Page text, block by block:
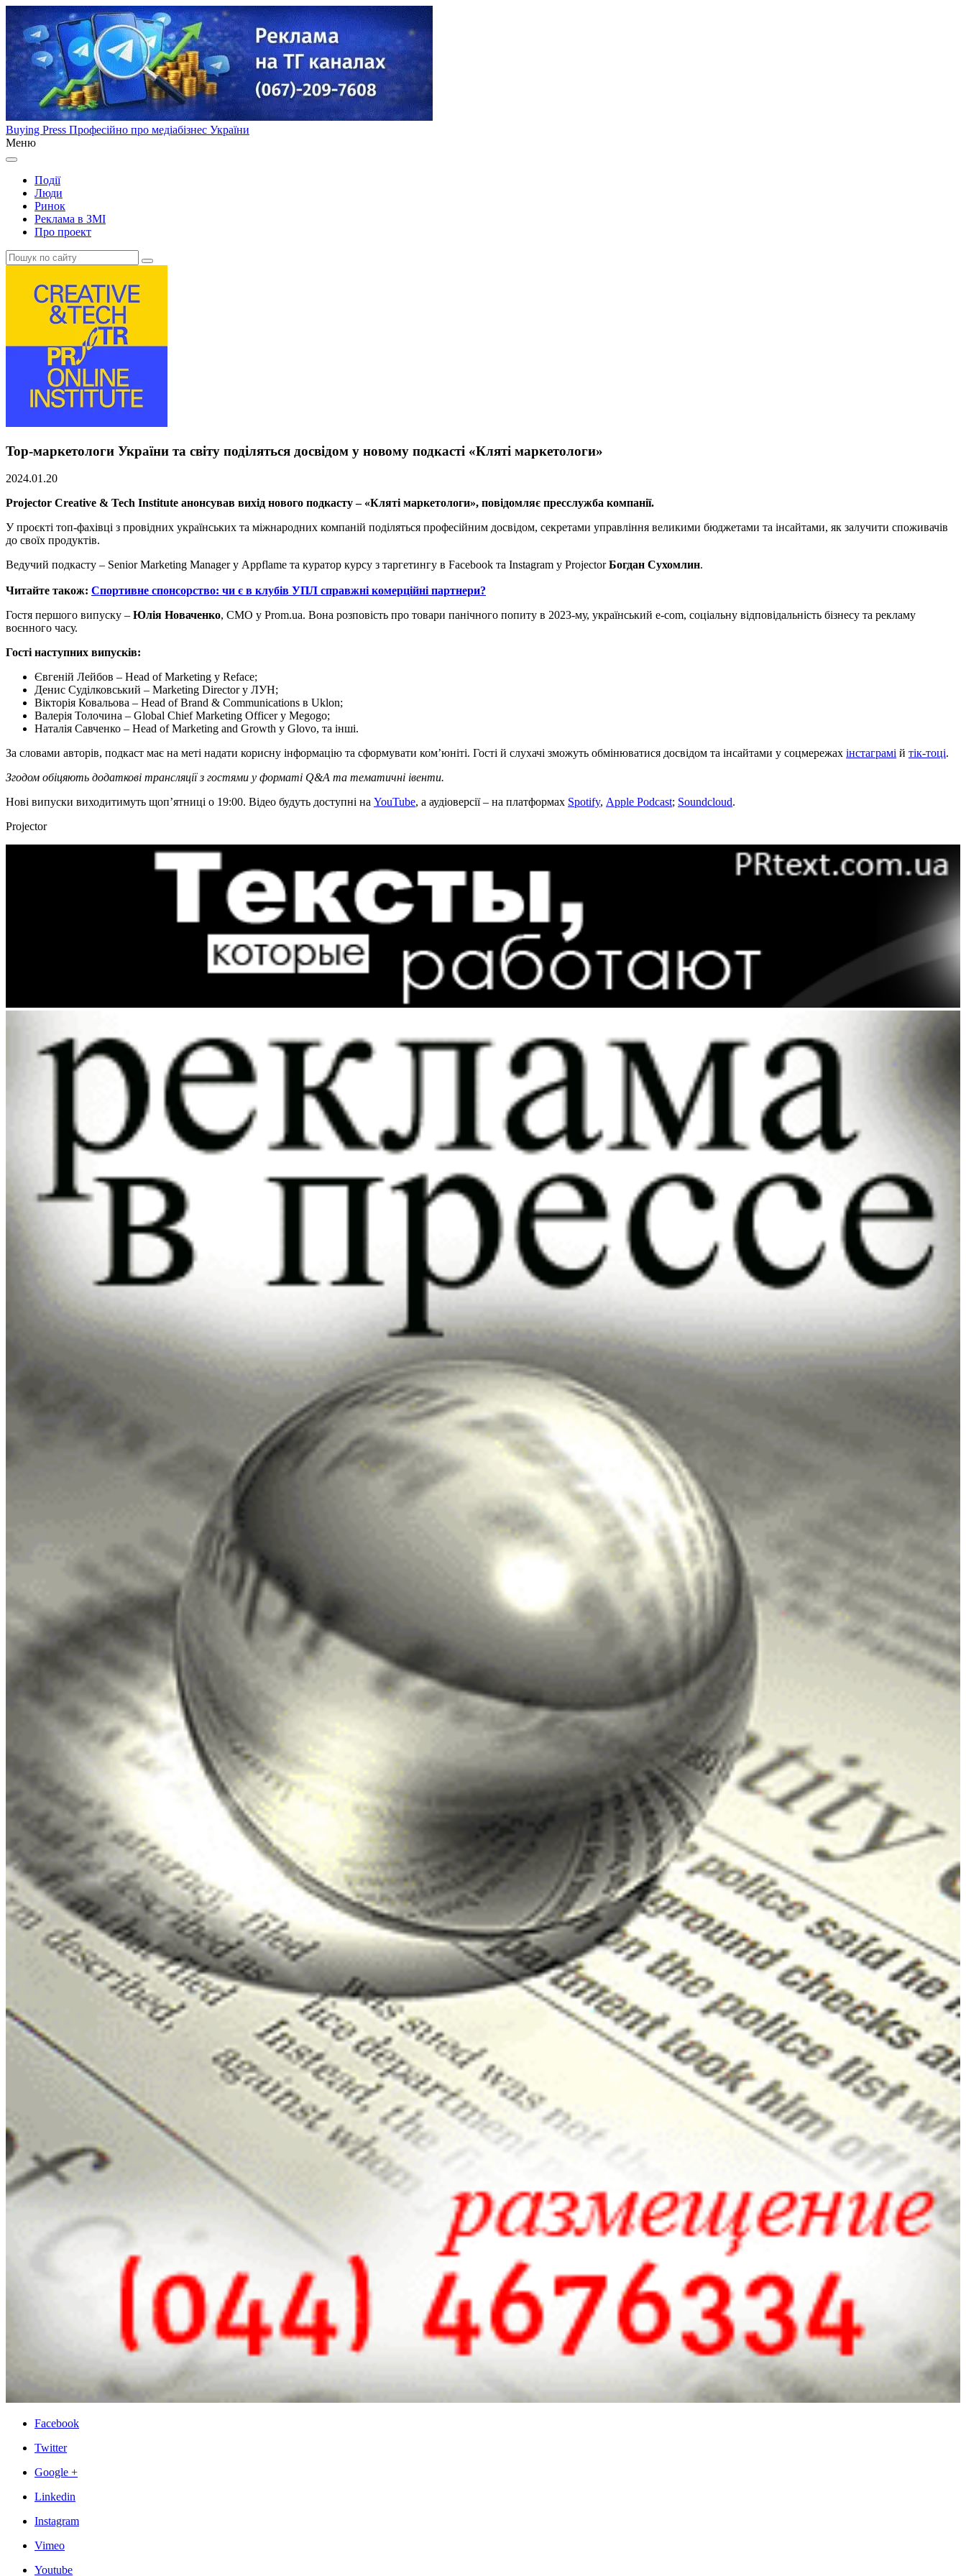
Buying Press Професійно про медіабізнес України
Меню
Події
Люди
Ринок
Реклама в ЗМІ
Про проект
Top-маркетологи України та світу поділяться досвідом у новому подкасті «Кляті маркетологи»
2024.01.20
Projector Creative & Tech Institute анонсував вихід нового подкасту – «Кляті маркетологи», повідомляє пресслужба компанії.
У проєкті топ-фахівці з провідних українських та міжнародних компаній поділяться професійним досвідом, секретами управління великими бюджетами та інсайтами, як залучити споживачів
до своїх продуктів.
Ведучий подкасту – Senior Marketing Manager у Appflame та куратор курсу з таргетингу в Facebook та Instagram у ProjectorБогдан Сухомлин.
Читайте також: Спортивне спонсорство: чи є в клубів УПЛ справжні комерційні партнери?
Гостя першого випуску – Юлія Новаченко, СМО у Prom.ua. Вона розповість про товари панічного попиту в 2023-му, український e-com, соціальну відповідальність бізнесу та рекламу
воєнного часу.
Гості наступних випусків:
Євгеній Лейбов – Head of Marketing у Reface;
Денис Суділковський – Marketing Director у ЛУН;
Вікторія Ковальова – Head of Brand & Communications в Uklon;
Валерія Толочина – Global Chief Marketing Officer у Megogo;
Наталія Савченко – Head of Marketing and Growth у Glovo, та інші.
За словами авторів, подкаст має на меті надати корисну інформацію та сформувати ком’юніті. Гості й слухачі зможуть обмінюватися досвідом та інсайтами у соцмережах інстаграмі й тік-тоці.
Згодом обіцяють додаткові трансляції з гостями у форматі Q&A та тематичні івенти.
Нові випуски виходитимуть щоп’ятниці о 19:00. Відео будуть доступні на YouTube, а аудіоверсії – на платформах Spotify, Apple Podcast; Soundcloud.
Projector
Facebook
Twitter
Google +
Linkedin
Instagram
Vimeo
Youtube